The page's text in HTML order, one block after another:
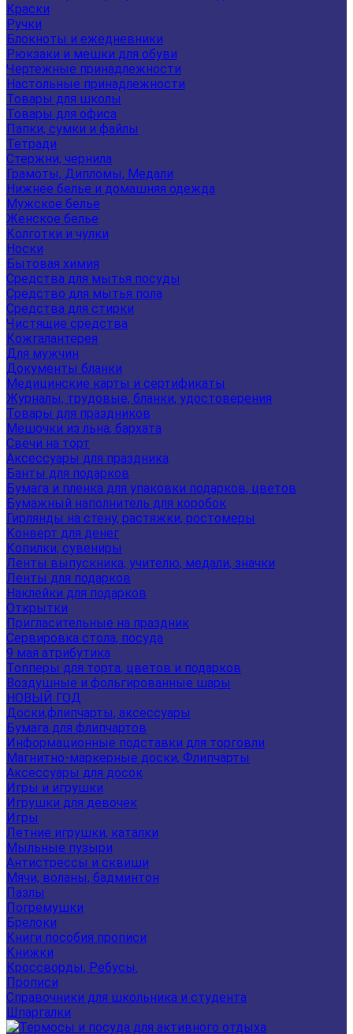
Краски
Ручки
Блокноты и ежедневники
Рюкзаки и мешки для обуви
Чертежные принадлежности
Настольные принадлежности
Товары для школы
Товары для офиса
Папки, сумки и файлы
Тетради
Стержни, чернила
Грамоты, Дипломы, Медали
Нижнее белье и домашняя одежда
Мужское белье
Женское белье
Колготки и чулки
Носки
Бытовая химия
Средства для мытья посуды
Средство для мытья пола
Средства для стирки
Чистящие средства
Кожгалантерея
Для мужчин
Документы бланки
Медицинские карты и сертификаты
Журналы, трудовые, бланки, удостоверения
Товары для праздников
Мешочки из льна, бархата
Свечи на торт
Аксессуары для праздника
Банты для подарков
Бумага и пленка для упаковки подарков, цветов
Бумажный наполнитель для коробок
Гирлянды на стену, растяжки, ростомеры
Конверт для денег
Копилки, сувениры
Ленты выпускника, учителю, медали, значки
Ленты для подарков
Наклейки для подарков
Открытки
Пригласительные на праздник
Сервировка стола, посуда
9 мая атрибутика
Топперы для торта, цветов и подарков
Воздушные и фольгированные шары
НОВЫЙ ГОД
Доски,флипчарты, аксессуары
Бумага для флипчартов
Информационные подставки для торговли
Магнитно-маркерные доски, Флипчарты
Аксессуары для досок
Игры и игрушки
Игрушки для девочек
Игры
Летние игрушки, каталки
Мыльные пузыри
Антистрессы и сквиши
Мячи, воланы, бадминтон
Пазлы
Погремушки
Брелоки
Книги пособия прописи
Книжки
Кроссворды, Ребусы.
Прописи
Справочники для школьника и студента
Шпаргалки